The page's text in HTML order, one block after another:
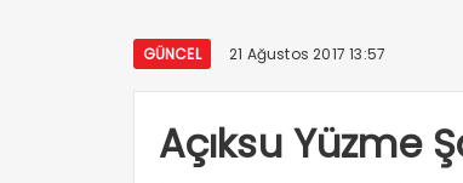
GÜNCEL 21 Ağustos 2017 13:57
Açıksu Yüzme